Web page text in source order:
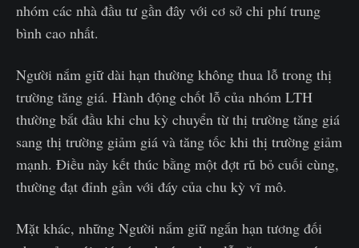
nhóm các nhà đầu tư gần đây với cơ sở chi phí trung
bình cao nhất.
Người nắm giữ dài hạn thường không thua lỗ trong thị
trường tăng giá. Hành động chốt lỗ của nhóm LTH
thường bắt đầu khi chu kỳ chuyển từ thị trường tăng giá
sang thị trường giảm giá và tăng tốc khi thị trường giảm
mạnh. Điều này kết thúc bằng một đợt rũ bỏ cuối cùng,
thường đạt đỉnh gần với đáy của chu kỳ vĩ mô.
Mặt khác, những Người nắm giữ ngắn hạn tương đối